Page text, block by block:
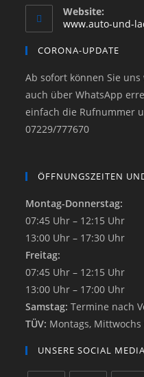
Website:
www.auto-und-
CORONA-UPDATE
Ab sofort können Sie
auch über WhatsApp
einfach die Rufnummer
07229/777670
ÖFFNUNGSZEITEN
Montag-Donnerstag:
07:45 Uhr – 12:15 Uhr
13:00 Uhr – 17:30 Uhr
Freitag:
07:45 Uhr – 12:15 Uhr
13:00 Uhr – 17:00 Uhr
Samstag: Termine nach
TÜV: Montags,
UNSERE SOCIAL MEDIA